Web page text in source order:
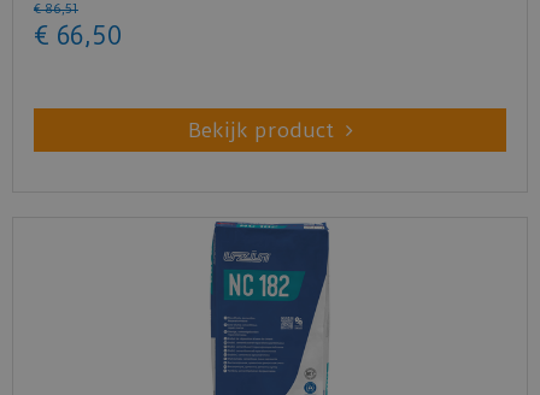
€ 86,51
€ 66,50
Bekijk product